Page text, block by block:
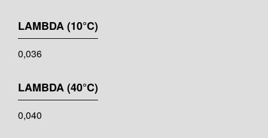
LAMBDA (10°C)
0,036
LAMBDA (40°C)
0,040